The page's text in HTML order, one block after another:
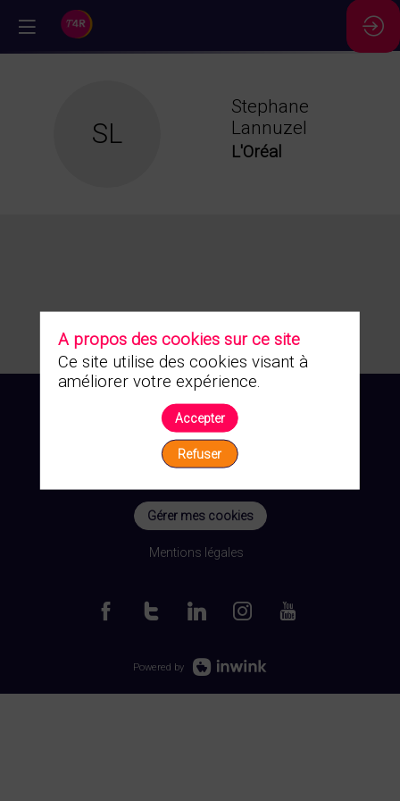
SL
Stephane
Lannuzel
L'Oréal
Gérer mes cookies
Mentions légales
Powered by
A propos des cookies sur ce site
Ce site utilise des cookies visant à
améliorer votre expérience.
Accepter
Refuser